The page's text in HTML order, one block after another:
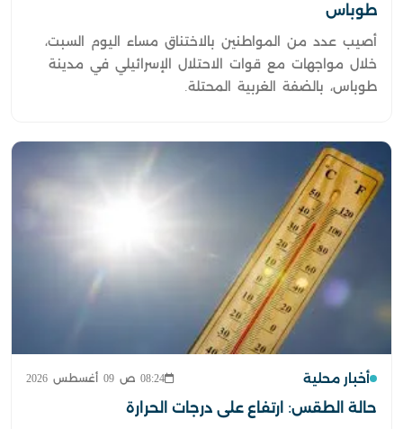
أخبار محلية 08:24 ص 09 أغسطس 2026
حالة الطقس: ارتفاع على درجات الحرارة
طوباس
أصيب عدد من المواطنين بالاختناق مساء اليوم السبت،
خلال مواجهات مع قوات الاحتلال الإسرائيلي في مدينة
طوباس، بالضفة الغربية المحتلة.